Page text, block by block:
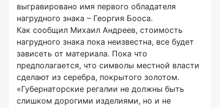
выгравировано имя первого обладателя
нагрудного знака – Георгия Бооса.
Как сообщил Михаил Андреев, стоимость
нагрудного знака пока неизвестна, все будет
зависеть от материала. Пока что
предполагается, что символы местной власти
сделают из серебра, покрытого золотом.
«Губернаторские регалии не должны быть
слишком дорогими изделиями, но и не